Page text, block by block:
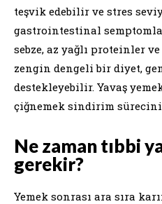
teşvik edebilir ve stres
gastrointestinal
sebze, az yağlı proteinler
zengin dengeli bir diyet,
destekleyebilir. Yavaş
çiğnemek sindirim sürecini
Ne zaman tıbbi
gerekir?
Yemek sonrası ara sıra